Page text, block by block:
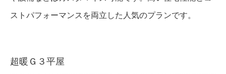
ストパフォーマンスを両立した人気のプランです。
超暖Ｇ３平屋